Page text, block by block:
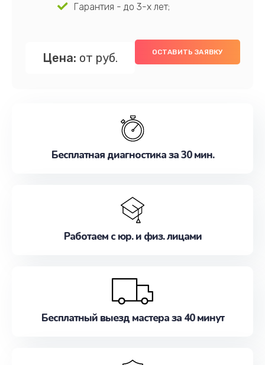
Гарантия - до 3-х лет;
Цена: от руб. ОСТАВИТЬ ЗАЯВКУ
Бесплатная диагностика за 30 мин.
Работаем с юр. и физ. лицами
Бесплатный выезд мастера за 40 минут